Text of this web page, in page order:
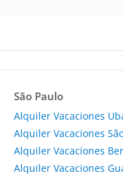
São Paulo
Alquiler Vacaciones
Alquiler Vacaciones
Alquiler Vacaciones
Alquiler Vacaciones